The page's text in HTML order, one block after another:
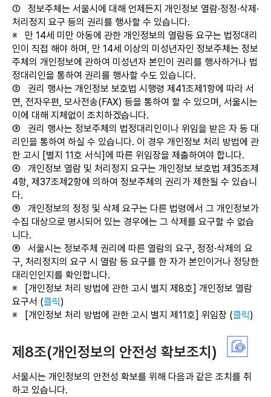
① 정보주체는 서울시에 대해 언제든지 개인정보 열람·정정·삭제·
처리정지 요구 등의 권리를 행사할 수 있습니다.
※ 만 14세 미만 아동에 관한 개인정보의 열람등 요구는 법정대리
인이 직접 해야 하며, 만 14세 이상의 미성년자인 정보주체는 정보
주체의 개인정보에 관하여 미성년자 본인이 권리를 행사하거나 법
정대리인을 통하여 권리를 행사할 수도 있습니다.
② 권리 행사는 개인정보 보호법 시행령 제41조제1항에 따라 서
면, 전자우편, 모사전송(FAX) 등을 통하여 할 수 있으며, 서울시는
이에 대해 지체없이 조치하겠습니다.
③ 권리 행사는 정보주체의 법정대리인이나 위임을 받은 자 등 대
리인을 통하여 하실 수 있습니다. 이 경우 개인정보 처리 방법에 관
한 고시 [별지 11호 서식]에 따른 위임장을 제출하여야 합니다.
④ 개인정보 열람 및 처리정지 요구는 개인정보 보호법 제35조제
4항, 제37조제2항에 의하여 정보주체의 권리가 제한될 수 있습니
다.
⑤ 개인정보의 정정 및 삭제 요구는 다른 법령에서 그 개인정보가
수집 대상으로 명시되어 있는 경우에는 그 삭제를 요구할 수 없습
니다.
⑥ 서울시는 정보주체 권리에 따른 열람의 요구, 정정·삭제의 요
구, 처리정지의 요구 시 열람 등 요구를 한 자가 본인이거나 정당한
대리인인지를 확인합니다.
※ [개인정보 처리 방법에 관한 고시 별지 제8호] 개인정보 열람
요구서 (클릭)
※ [개인정보 처리 방법에 관한 고시 별지 제11호] 위임장 (클릭)
제8조(개인정보의 안전성 확보조치)
서울시는 개인정보의 안전성 확보를 위해 다음과 같은 조치를 취
하고 있습니다.